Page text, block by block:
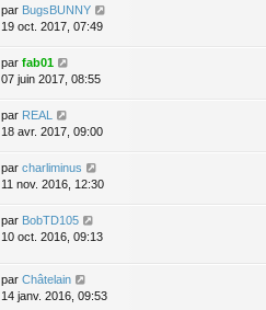
par BugsBUNNY
19 oct. 2017, 07:49
par fab01
07 juin 2017, 08:55
par REAL
18 avr. 2017, 09:00
par charliminus
11 nov. 2016, 12:30
par BobTD105
10 oct. 2016, 09:13
par Châtelain
14 janv. 2016, 09:53